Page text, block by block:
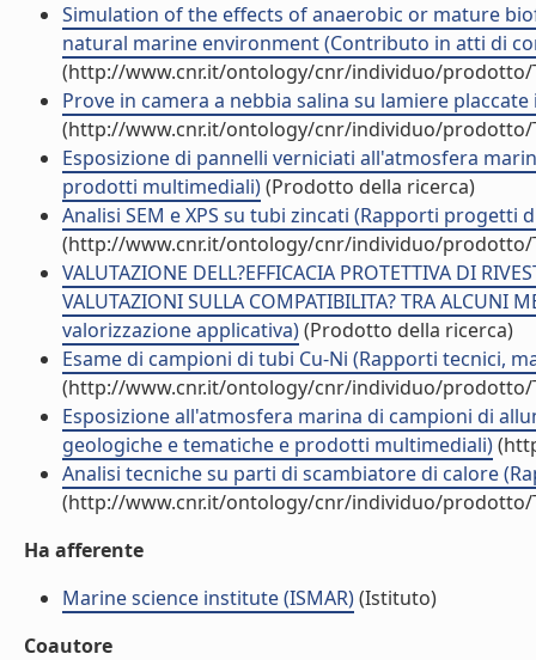
Simulation of the effects of anaerobic or mature
natural marine environment (Contributo in atti di
(http://www.cnr.it/ontology/cnr/individuo/prodotto/
Prove in camera a nebbia salina su lamiere
(http://www.cnr.it/ontology/cnr/individuo/prodotto/
Esposizione di pannelli verniciati all'atmosfera
prodotti multimediali)(Prodotto della ricerca)
Analisi SEM e XPS su tubi zincati (Rapporti progetti
(http://www.cnr.it/ontology/cnr/individuo/prodotto/
VALUTAZIONE DELL?EFFICACIA PROTETTIVA DI
VALUTAZIONI SULLA COMPATIBILITA? TRA ALCUNI
valorizzazione applicativa)(Prodotto della ricerca)
Esame di campioni di tubi Cu-Ni (Rapporti tecnici,
(http://www.cnr.it/ontology/cnr/individuo/prodotto/
Esposizione all'atmosfera marina di campioni di
geologiche e tematiche e prodotti multimediali)
Analisi tecniche su parti di scambiatore di calore
(http://www.cnr.it/ontology/cnr/individuo/prodotto/
Ha afferente
Marine science institute (ISMAR)(Istituto)
Coautore